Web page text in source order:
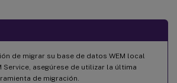
de migrar su base de datos WEM local
Service, asegúrese de utilizar la última
de migración.